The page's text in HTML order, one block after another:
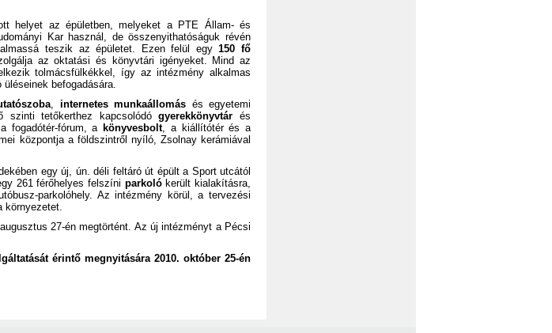
helyet az épületben, melyeket a PTE Állam- és
Kar használ, de összenyithatóságuk révén
teszik az épületet. Ezen felül egy150 fő
az oktatási és könyvtári igényeket. Mind az
tolmácsfülkékkel, így az intézmény alkalmas
befogadására.
, internetes munkaállomás és egyetemi
szinti tetőkerthez kapcsolódógyerekkönyvtárés
fogadótér-fórum, a könyvesbolt, a kiállítótér és a
központja a földszintről nyíló, Zsolnay kerámiával
egy új, ún. déli feltáró út épült a Sport utcától
261 férőhelyes felszíni parkoló került kialakításra,
parkolóhely. Az intézmény körül, a tervezési
környezetet.
27-én megtörtént. Az új intézményt a Pécsi
érintő megnyitására 2010. október 25-én